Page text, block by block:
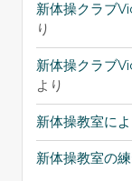
新体操クラブ
り
新体操クラブ
より
新体操教室に
新体操教室の